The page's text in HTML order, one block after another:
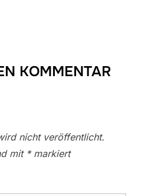
KOMMENTAR
nicht veröffentlicht.
mit *markiert